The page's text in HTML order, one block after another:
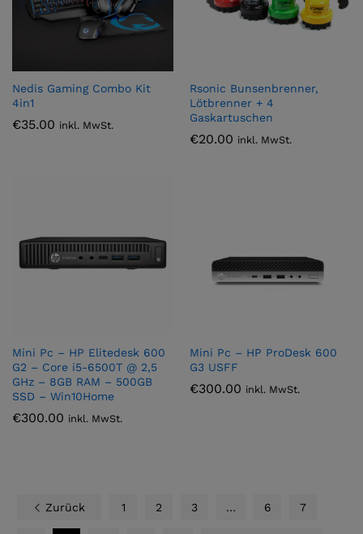
Nedis Gaming Combo Kit
4in1
€35.00 inkl. MwSt.
Rsonic Bunsenbrenner,
Lötbrenner + 4
Gaskartuschen
€20.00 inkl. MwSt.
Mini Pc – HP Elitedesk 600
G2 – Core i5-6500T @ 2,5
GHz – 8GB RAM – 500GB
SSD – Win10Home
€300.00 inkl. MwSt.
Mini Pc – HP ProDesk 600
G3 USFF
€300.00 inkl. MwSt.
Zurück 1 2 3 … 6 7